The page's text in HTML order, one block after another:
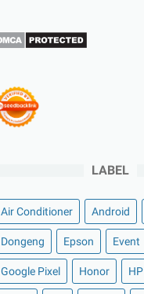
LABEL
Air Conditioner Android
Dongeng Epson Event
Google Pixel Honor HP